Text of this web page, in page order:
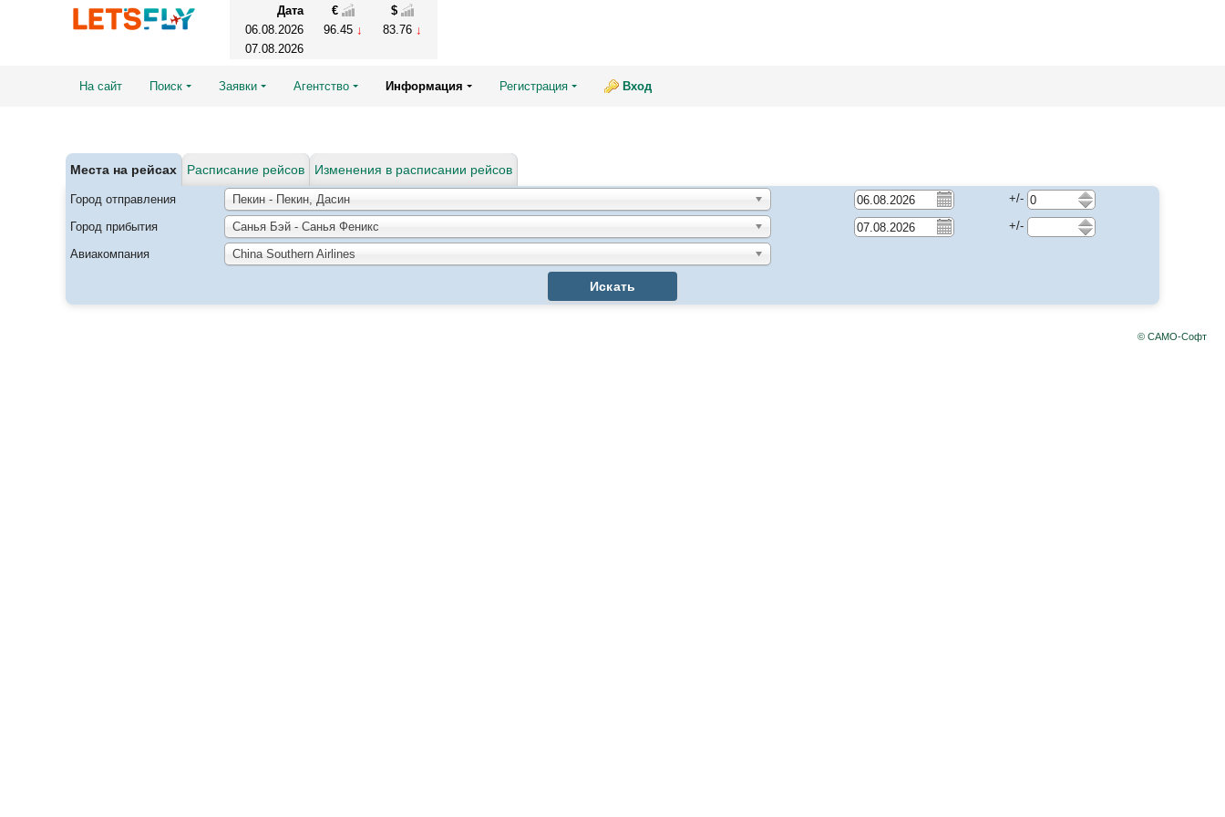
Дата €
$
06.08.2026
96.45
83.76
07.08.2026
На сайт Поиск Заявки Агентство Информация Регистрация Вход
Места на рейсах Расписание рейсов Изменения в расписании рейсов
Город отправления Пекин - Пекин, Дасин +/-
Город прибытия Санья Бэй - Санья Феникс +/-
Авиакомпания China Southern Airlines
Искать
© САМО-Софт